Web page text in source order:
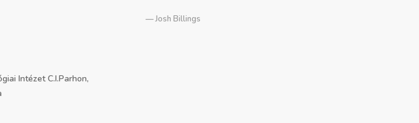
Intézet C.I.Parhon,
— Josh Billings